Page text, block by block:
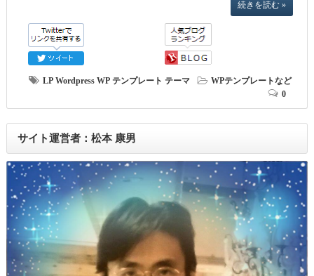
続きを読む »
LP Wordpress WP テンプレート テーマ
WPテンプレートなど
0
サイト運営者：松本 康男